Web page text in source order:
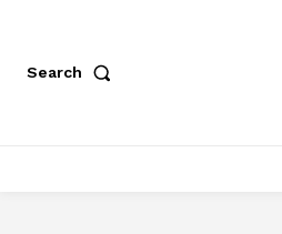
Search